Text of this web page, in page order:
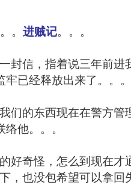
。 进贼记。。。
封信，指着说三年前
已经释放出来了。。。
们的东西现在在警方管
他。。。
好奇怪，怎么到现在
，也没包希望可以拿回